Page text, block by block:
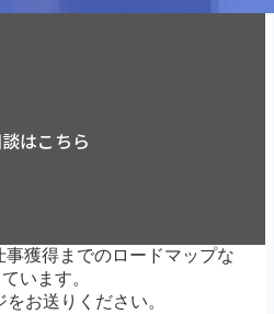
はこちら
獲得までのロードマップな
います。
お送りください。